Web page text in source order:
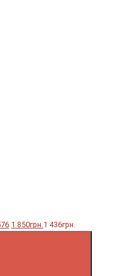
1 850грн.1 436грн.